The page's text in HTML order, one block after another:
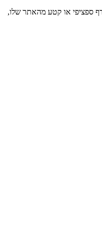
ספציפי או קטע מהאתר שלו,